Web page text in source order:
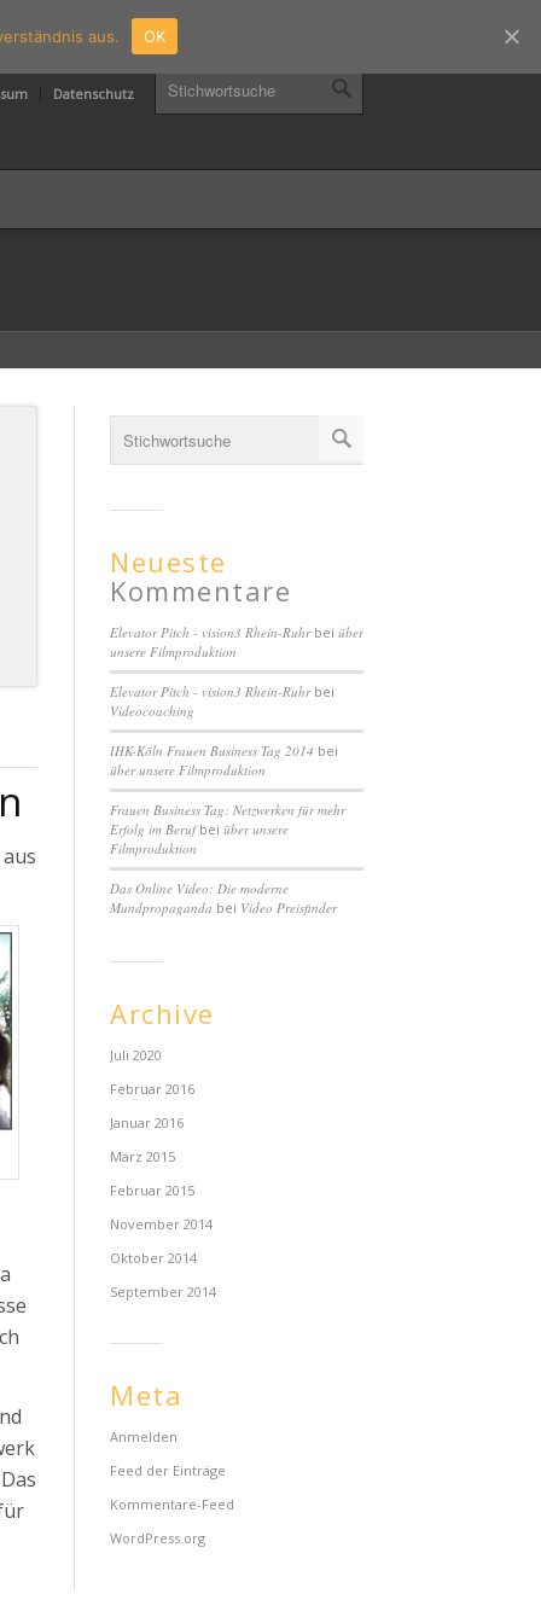
Datenschutz
Neueste
Kommentare
Elevator Pitch - vision3 Rhein-Ruhrbei über
unsere Filmproduktion
Elevator Pitch - vision3 Rhein-Ruhrbei
Videocoaching
IHK-Köln Frauen Business Tag 2014 bei
über unsere Filmproduktion
Frauen Business Tag: Netzwerken für mehr
Erfolg im Berufbei über unsere
Filmproduktion
Das Online Video: Die moderne
Mundpropaganda bei Video Preisfinder
Archive
Juli 2020
Februar 2016
Januar 2016
März 2015
Februar 2015
November 2014
Oktober 2014
September 2014
Meta
Anmelden
Feed der Einträge
Kommentare-Feed
WordPress.org
aus. OK